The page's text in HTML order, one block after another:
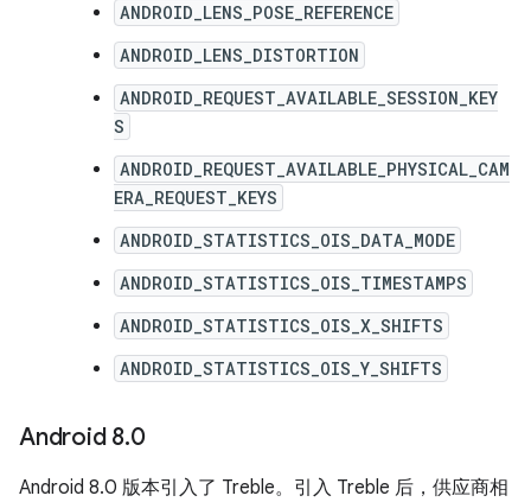
ANDROID_LENS_POSE_REFERENCE
ANDROID_LENS_DISTORTION
ANDROID_REQUEST_AVAILABLE_SESSION_KEY
S
ANDROID_REQUEST_AVAILABLE_PHYSICAL_CAM
ERA_REQUEST_KEYS
ANDROID_STATISTICS_OIS_DATA_MODE
ANDROID_STATISTICS_OIS_TIMESTAMPS
ANDROID_STATISTICS_OIS_X_SHIFTS
ANDROID_STATISTICS_OIS_Y_SHIFTS
Android 8.0
Android 8.0 版本引入了 Treble。引入 Treble 后，供应商相